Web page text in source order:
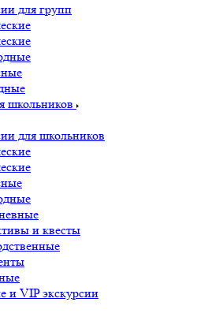
для групп
школьников
для школьников
и квесты
и VIP экскурсии